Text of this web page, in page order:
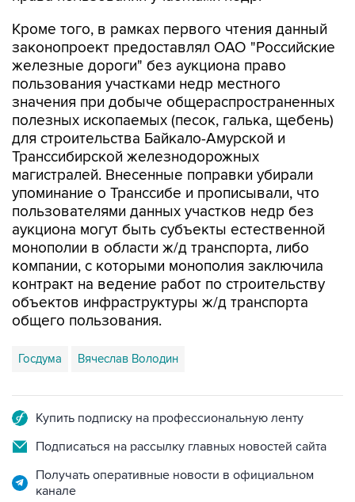
Кроме того, в рамках первого чтения данный
законопроект предоставлял ОАО "Российские
железные дороги" без аукциона право
пользования участками недр местного
значения при добыче общераспространенных
полезных ископаемых (песок, галька, щебень)
для строительства Байкало-Амурской и
Транссибирской железнодорожных
магистралей. Внесенные поправки убирали
упоминание о Транссибе и прописывали, что
пользователями данных участков недр без
аукциона могут быть субъекты естественной
монополии в области ж/д транспорта, либо
компании, с которыми монополия заключила
контракт на ведение работ по строительству
объектов инфраструктуры ж/д транспорта
общего пользования.
Госдума Вячеслав Володин
Купить подписку на профессиональную ленту
Подписаться на рассылку главных новостей сайта
Получать оперативные новости в официальном
канале